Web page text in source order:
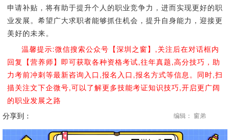
申请补贴，将有助于提升个人的职业竞争力，进而实现更好的职
业发展。希望广大求职者能够抓住机会，提升自身能力，迎接更
美好的未来。
温馨提示:微信搜索公众号【深圳之窗】,关注后在对话框内
回复【营养师】即可获取各种资格考试,往年真题,高分技巧，助
力考前冲刺等最新咨询入口,报名入口,报名方式等信息。同时,扫
描关注文下企微号,可以了解更多技能考证知识技巧,开启更广阔
的职业发展之路
分享到：
编辑： 窗弟